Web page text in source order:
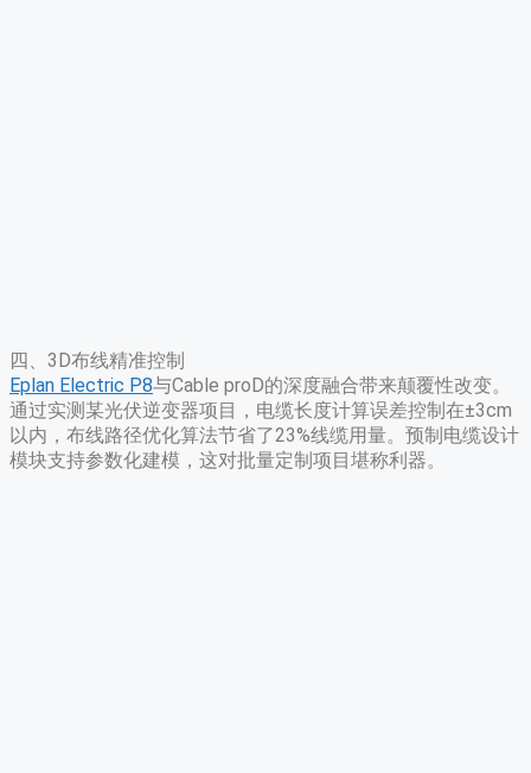
四、3D布线精准控制
Eplan Electric P8与Cable proD的深度融合带来颠覆性改变。
通过实测某光伏逆变器项目，电缆长度计算误差控制在±3cm
以内，布线路径优化算法节省了23%线缆用量。预制电缆设计
模块支持参数化建模，这对批量定制项目堪称利器。